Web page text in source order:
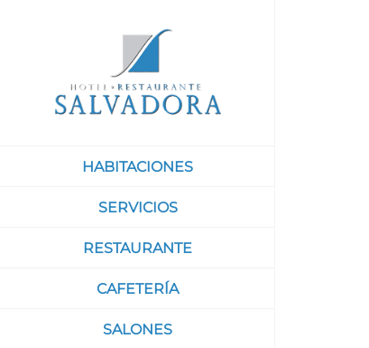
HABITACIONES
SERVICIOS
RESTAURANTE
CAFETERÍA
SALONES